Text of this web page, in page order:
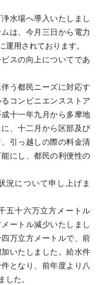
水場へ導入いたしまし
は、今月三日から電力
運用されております。
スの向上についてであ
う都民ニーズに対応す
コンビニエンスストア
十一年九月から多摩地
、十二月から区部及び
引っ越しの際の料金清
にし、都民の利便性の
について申し上げま
五十六万立方メートル
ートル減少いたしまし
万立方メートルで、前
いたしました。給水件
となり、前年度より八
した。